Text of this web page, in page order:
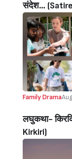
संदेश…
Message
Family Drama
लघुकथा-
Kirkiri)